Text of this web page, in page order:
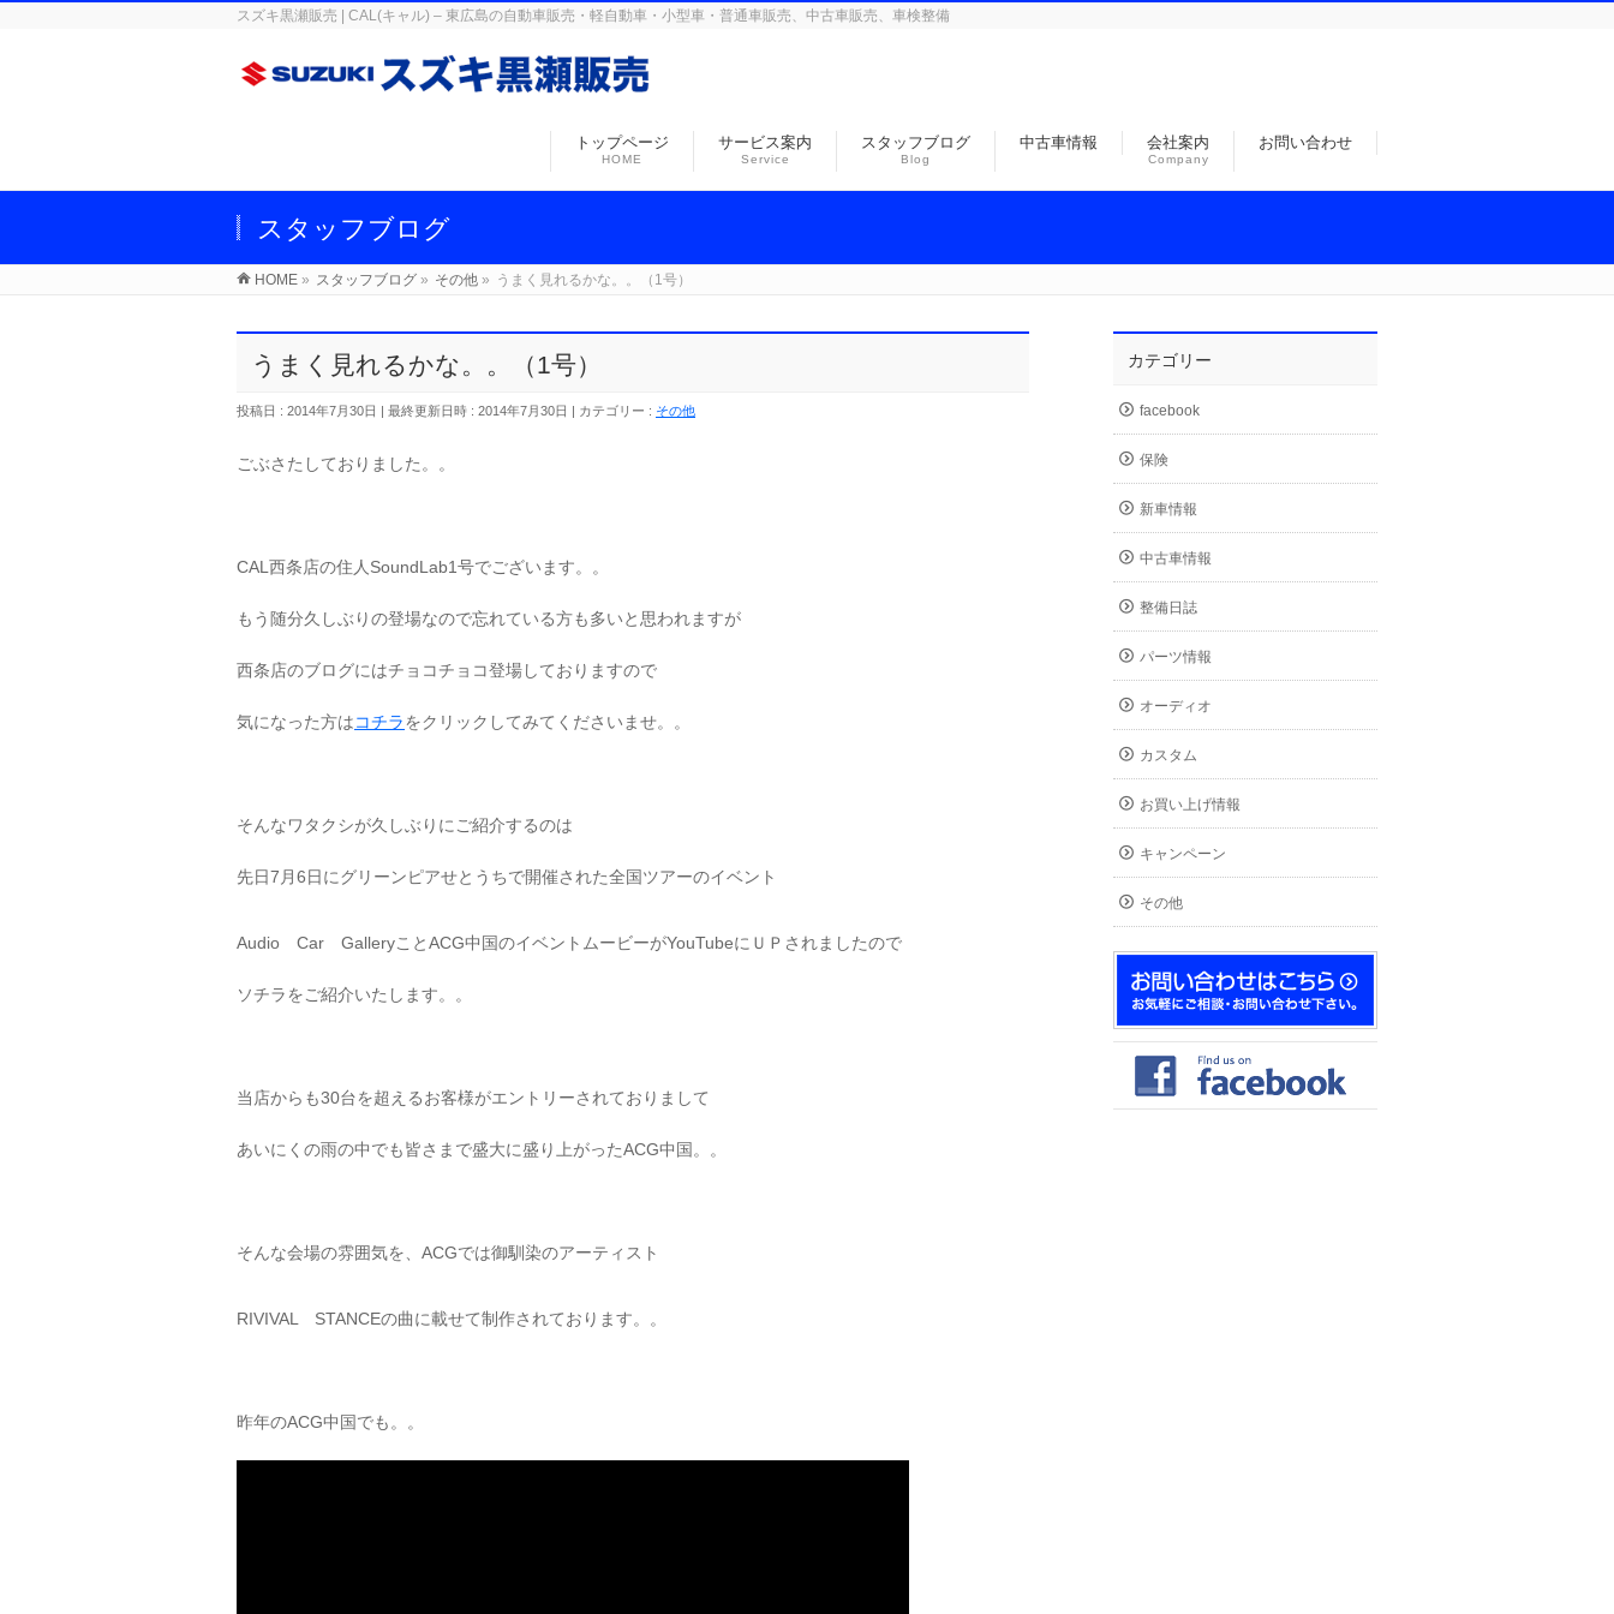
スズキ黒瀬販売 | CAL(キャル) – 東広島の自動車販売・軽自動車・小型車・普通車販売、中古車販売、車検整備
トップページ
HOME
サービス案内
Service
スタッフブログ
Blog
中古車情報 会社案内
Company
お問い合わせ
スタッフブログ
HOME » スタッフブログ » その他 » うまく見れるかな。。（1号）
うまく見れるかな。。（1号）
投稿日 : 2014年7月30日 最終更新日時 : 2014年7月30日 カテゴリー : その他
ごぶさたしておりました。。
CAL西条店の住人SoundLab1号でございます。。
もう随分久しぶりの登場なので忘れている方も多いと思われますが
西条店のブログにはチョコチョコ登場しておりますので
気になった方はコチラをクリックしてみてくださいませ。。
そんなワタクシが久しぶりにご紹介するのは
先日7月6日にグリーンピアせとうちで開催された全国ツアーのイベント
Audio Car GalleryことACG中国のイベントムービーがYouTubeにＵＰされましたので
ソチラをご紹介いたします。。
当店からも30台を超えるお客様がエントリーされておりまして
あいにくの雨の中でも皆さまで盛大に盛り上がったACG中国。。
そんな会場の雰囲気を、ACGでは御馴染のアーティスト
RIVIVAL STANCEの曲に載せて制作されております。。
昨年のACG中国でも。。
カテゴリー
facebook
保険
新車情報
中古車情報
整備日誌
パーツ情報
オーディオ
カスタム
お買い上げ情報
キャンペーン
その他